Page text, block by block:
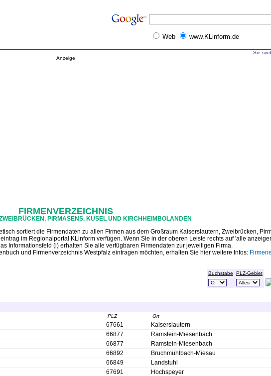
Web www.KLinform.de
Sie
Anzeige
FIRMENVERZEICHNIS
PIRMASENS, KUSEL UND KIRCHHEIMBOLANDEN
sortiert die Firmendaten zu allen Firmen aus dem Großraum Kaiserslautern, Zweibrücken,
im Regionalportal KLinform verfügen. Wenn Sie in der oberen Leiste rechts auf 'alle
Informationsfeld (i) erhalten Sie alle verfügbaren Firmendaten zur jeweiligen Firma.
und Firmenverzeichnis Westpfalz eintragen möchten, erhalten Sie hier weitere Infos:
Buchstabe PLZ-Gebiet
PLZ Ort
67661
Kaiserslautern
66877
Ramstein-Miesenbach
66877
Ramstein-Miesenbach
66892
Bruchmühlbach-Miesau
66849
Landstuhl
67691
Hochspeyer